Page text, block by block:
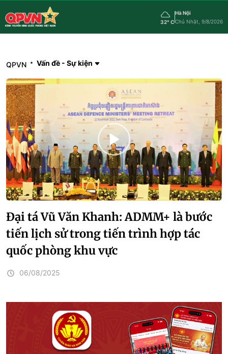
32° C
Hà Nội
Chủ Nhật, 9/8/2026
QPVN Vấn đề - Sự kiện
Đại tá Vũ Văn Khanh: ADMM+ là bước
tiến lịch sử trong tiến trình hợp tác
quốc phòng khu vực
06/08/2025